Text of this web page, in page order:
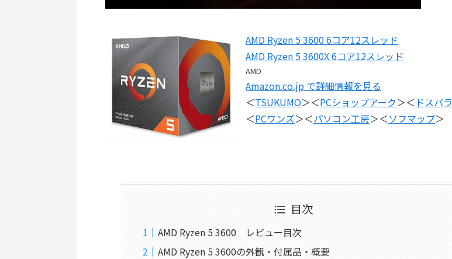
AMD Ryzen 5 3600 6コア12スレッド
AMD Ryzen 5 3600X 6コア12スレッド
AMD
Amazon.co.jp で詳細情報を見る
＜TSUKUMO＞＜PCショップアーク＞＜ ドスパラ
＜PCワンズ＞＜パソコン工房＞＜ソフマップ＞
目次
AMD Ryzen 5 3600 レビュー目次
AMD Ryzen 5 3600の外観・付属品・概要